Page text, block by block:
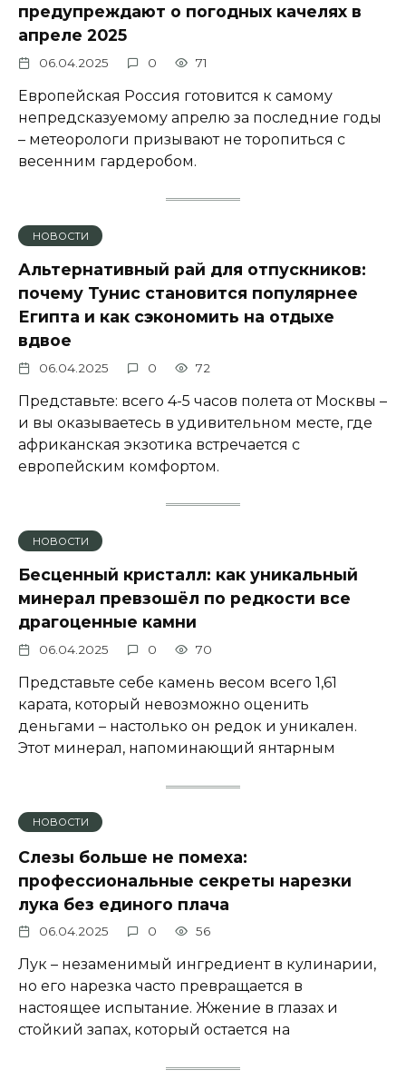
предупреждают о погодных качелях в
апреле 2025
06.04.2025 0 71
Европейская Россия готовится к самому
непредсказуемому апрелю за последние годы
– метеорологи призывают не торопиться с
весенним гардеробом.
НОВОСТИ
Альтернативный рай для отпускников:
почему Тунис становится популярнее
Египта и как сэкономить на отдыхе
вдвое
06.04.2025 0 72
Представьте: всего 4-5 часов полета от Москвы –
и вы оказываетесь в удивительном месте, где
африканская экзотика встречается с
европейским комфортом.
НОВОСТИ
Бесценный кристалл: как уникальный
минерал превзошёл по редкости все
драгоценные камни
06.04.2025 0 70
Представьте себе камень весом всего 1,61
карата, который невозможно оценить
деньгами – настолько он редок и уникален.
Этот минерал, напоминающий янтарным
НОВОСТИ
Слезы больше не помеха:
профессиональные секреты нарезки
лука без единого плача
06.04.2025 0 56
Лук – незаменимый ингредиент в кулинарии,
но его нарезка часто превращается в
настоящее испытание. Жжение в глазах и
стойкий запах, который остается на